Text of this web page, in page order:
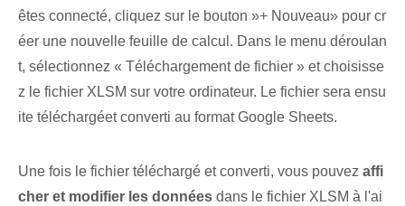
êtes⁣ connecté, cliquez sur le bouton ‍»+ Nouveau» pour cr
éer⁤ une⁢ nouvelle feuille de calcul. Dans le menu déroulan
t, sélectionnez « Téléchargement de fichier » et choisisse
z le fichier XLSM sur votre ordinateur. Le ⁤fichier sera⁣ ensu
ite ⁢téléchargé‌et converti⁤ au format ⁣Google Sheets⁤.
Une fois le fichier téléchargé et converti, vous pouvez affi
cher et modifier‍ les données dans le fichier XLSM⁣ à l'ai